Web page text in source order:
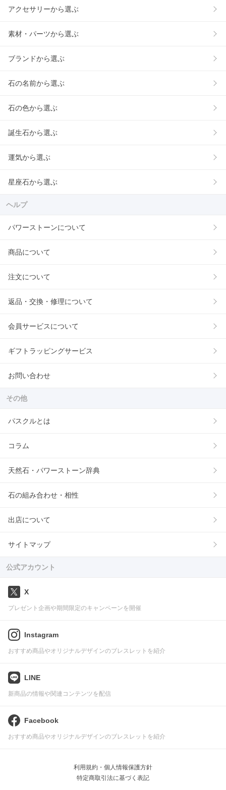
アクセサリーから選ぶ
素材・パーツから選ぶ
ブランドから選ぶ
石の名前から選ぶ
石の色から選ぶ
誕生石から選ぶ
運気から選ぶ
星座石から選ぶ
ヘルプ
パワーストーンについて
商品について
注文について
返品・交換・修理について
会員サービスについて
ギフトラッピングサービス
お問い合わせ
その他
パスクルとは
コラム
天然石・パワーストーン辞典
石の組み合わせ・相性
出店について
サイトマップ
公式アカウント
X
プレゼント企画や期間限定のキャンペーンを開催
Instagram
おすすめ商品やオリジナルデザインのブレスレットを紹介
LINE
新商品の情報や関連コンテンツを配信
Facebook
おすすめ商品やオリジナルデザインのブレスレットを紹介
利用規約・個人情報保護方針
特定商取引法に基づく表記